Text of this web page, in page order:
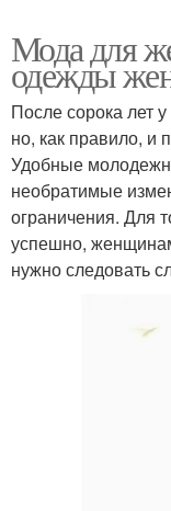
Мода для
одежды
После сорока лет
но, как правило,
Удобные
необратимые
ограничения. Для
успешно,
нужно следовать